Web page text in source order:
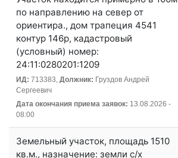
по направлению на север от
ориентира., дом трапеция 4541
контур 146р, кадастровый
(условный) номер:
24:11:0280201:1209
ИД: 713383, Должник: Груздов Андрей
Сергеевич
Дата окончания приема заявок: 13.08.2026 -
08:00
Земельный участок, площадь 1510
кв.м., назначение: земли с/х